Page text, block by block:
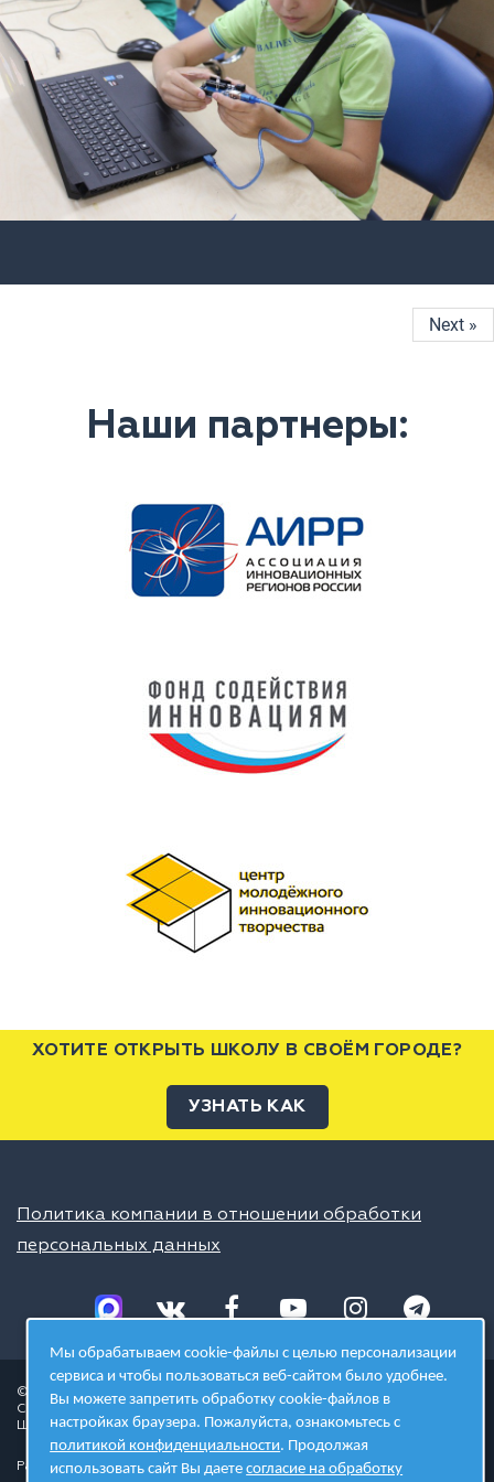
Next »
Наши партнеры:
ХОТИТЕ ОТКРЫТЬ ШКОЛУ В СВОЁМ ГОРОДЕ?
УЗНАТЬ КАК
Политика компании в отношении обработки
персональных данных
© 2026 ШЦТ
Сеть центров молодёжного инновационного творчества
Школа цифровых технологий
Разработано в студии
Мы обрабатываем cookie-файлы с целью персонализации
сервиса и чтобы пользоваться веб-сайтом было удобнее.
Вы можете запретить обработку cookie-файлов в
настройках браузера. Пожалуйста, ознакомьтесь с
политикой конфиденциальности. Продолжая
использовать сайт Вы даетесогласие на обработку